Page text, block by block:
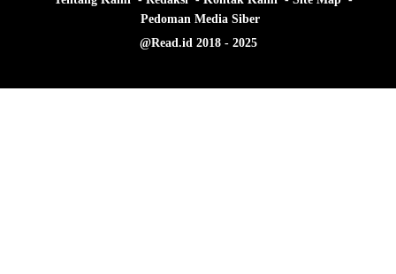
Pedoman Media Siber
@Read.id 2018 - 2025